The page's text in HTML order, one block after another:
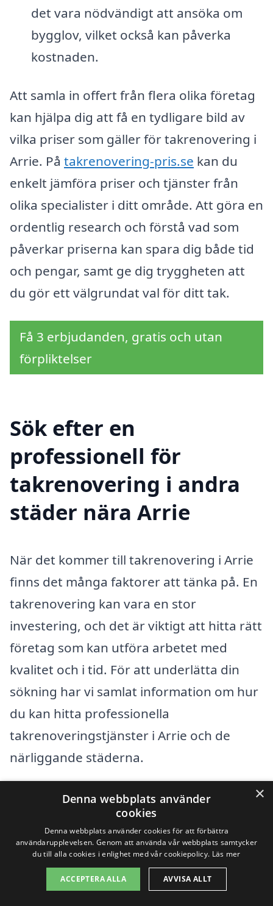
det vara nödvändigt att ansöka om
bygglov, vilket också kan påverka
kostnaden.
Att samla in offert från flera olika företag
kan hjälpa dig att få en tydligare bild av
vilka priser som gäller för takrenovering i
Arrie. På takrenovering-pris.se kan du
enkelt jämföra priser och tjänster från
olika specialister i ditt område. Att göra en
ordentlig research och förstå vad som
påverkar priserna kan spara dig både tid
och pengar, samt ge dig tryggheten att
du gör ett välgrundat val för ditt tak.
Få 3 erbjudanden, gratis och utan
förpliktelser
Sök efter en
professionell för
takrenovering i andra
städer nära Arrie
När det kommer till takrenovering i Arrie
finns det många faktorer att tänka på. En
takrenovering kan vara en stor
investering, och det är viktigt att hitta rätt
företag som kan utföra arbetet med
kvalitet och i tid. För att underlätta din
sökning har vi samlat information om hur
du kan hitta professionella
takrenoveringstjänster i Arrie och de
närliggande städerna.
Det finns flera städer i närheten av Arrie
där du kan hitta experter på
takrenovering. Här är några exempel på
städer där du kan börja din sökning:
×
Denna webbplats använder
cookies
Denna webbplats använder cookies för att förbättra
användarupplevelsen. Genom att använda vår webbplats samtycker
du till alla cookies i enlighet med vår cookiepolicy. Läs mer
ACCEPTERA ALLA AVVISA ALLT